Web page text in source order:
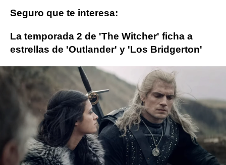
Seguro que te interesa:
La temporada 2 de 'The Witcher' ficha a
estrellas de 'Outlander' y 'Los Bridgerton'
Netflix Henry Cavill
ObjetivoTV » Series